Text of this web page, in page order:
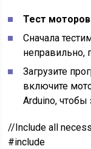
Тест моторов
Сначала
неправильно,
Загрузите
включите
Arduino, чтобы
//Include all
#include